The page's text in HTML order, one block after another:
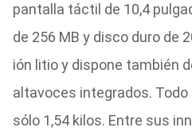
pantalla táctil de 10,4
de 256 MB y disco duro de
ión litio y dispone también
altavoces integrados. Todo
sólo 1,54 kilos. Entre sus